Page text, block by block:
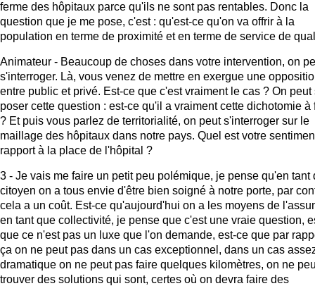
ferme des hôpitaux parce qu'ils ne sont pas rentables. Donc la
question que je me pose, c'est : qu'est-ce qu'on va offrir à la
population en terme de proximité et en terme de service de
Animateur - Beaucoup de choses dans votre intervention, on
s'interroger. Là, vous venez de mettre en exergue une
entre public et privé. Est-ce que c'est vraiment le cas ? On peut
poser cette question : est-ce qu'il a vraiment cette dichotomie à
? Et puis vous parlez de territorialité, on peut s'interroger sur le
maillage des hôpitaux dans notre pays. Quel est votre
rapport à la place de l'hôpital ?
3 - Je vais me faire un petit peu polémique, je pense qu'en tant
citoyen on a tous envie d'être bien soigné à notre porte, par
cela a un coût. Est-ce qu'aujourd'hui on a les moyens de
en tant que collectivité, je pense que c'est une vraie question,
que ce n'est pas un luxe que l'on demande, est-ce que par
ça on ne peut pas dans un cas exceptionnel, dans un cas
dramatique on ne peut pas faire quelques kilomètres, on ne
trouver des solutions qui sont, certes où on devra faire des